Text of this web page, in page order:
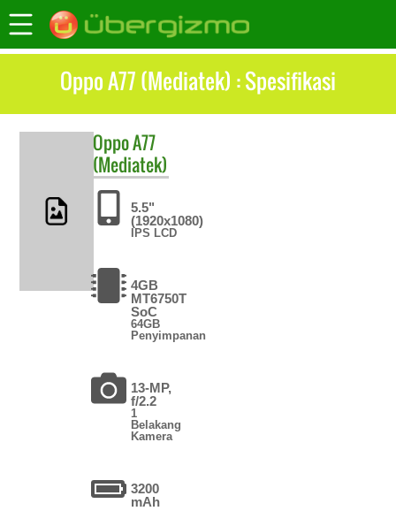
Oppo A77 (Mediatek) : Spesifikasi
OppoA77
(Mediatek)
5.5"
(1920x1080)
IPS LCD
4GB
MT6750T
SoC
64GB
Penyimpanan
13-MP,
f/2.2
1
Belakang
Kamera
3200
mAh